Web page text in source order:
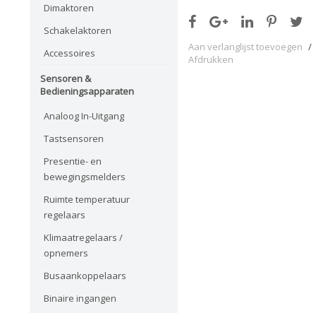
Dimaktoren
Schakelaktoren
Accessoires
Sensoren &
Bedieningsapparaten
Analoog In-Uitgang
Tastsensoren
Presentie- en
bewegingsmelders
Ruimte temperatuur
regelaars
Klimaatregelaars /
opnemers
Busaankoppelaars
Binaire ingangen
Aan verlanglijst toevoegen /
Afdrukken